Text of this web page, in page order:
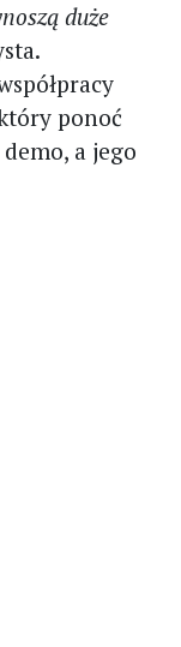
duże
ponoć
a jego